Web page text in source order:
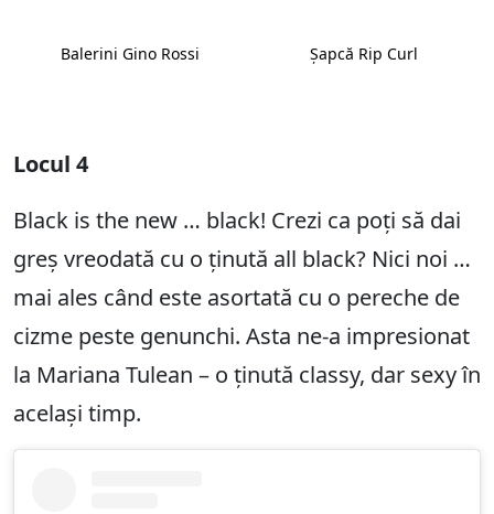
Balerini Gino Rossi Șapcă Rip Curl
Locul 4
Black is the new … black! Crezi ca poți să dai
greș vreodată cu o ținută all black? Nici noi …
mai ales când este asortată cu o pereche de
cizme peste genunchi. Asta ne-a impresionat
la Mariana Tulean – o ținută classy, dar sexy în
același timp.